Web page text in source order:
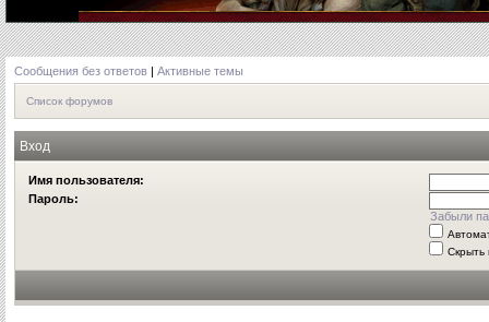
Сообщения без ответов | Активные темы
Список форумов
Вход
Имя пользователя:
Пароль:
Забыли
Скрыть